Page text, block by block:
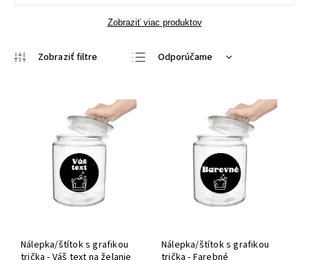
Zobraziť viac produktov
Odporúčame
Najpredávanejšie
Abecedne
Nálepka/štítok s grafikou
trička - Váš text na želanie
Nálepka/štítok s grafikou
trička - Farebné